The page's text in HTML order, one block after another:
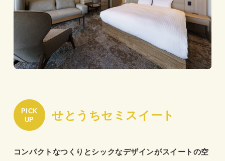
PICK
UP
せとうちセミスイート
コンパクトなつくりとシックなデザインがスイートの空